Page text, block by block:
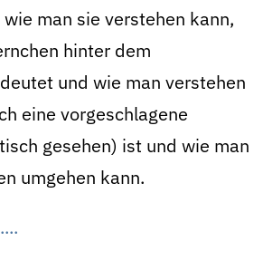
man sie verstehen kann,
hinter dem
und wie man verstehen
eine vorgeschlagene
gesehen) ist und wie man
umgehen kann.